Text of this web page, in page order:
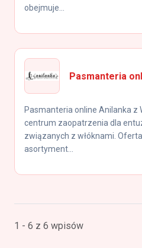
obejmuje...
Pasmanteria
Pasmanteria online Anilanka z
centrum zaopatrzenia dla
związanych z włóknami.
asortyment...
1 - 6 z 6 wpisów